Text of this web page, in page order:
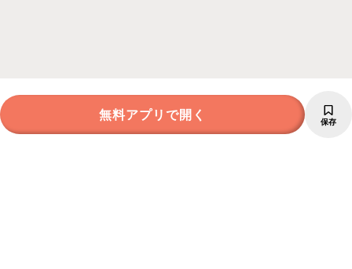
無料アプリで開く 保存